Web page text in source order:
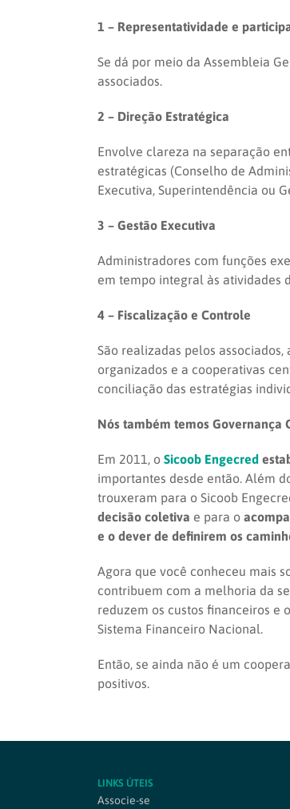
1 – Representatividade e
Se dá por meio da Assembleia
associados.
2 – Direção Estratégica
Envolve clareza na separação
estratégicas (Conselho de
Executiva, Superintendência ou
3 – Gestão Executiva
Administradores com funções
em tempo integral às atividades
4 – Fiscalização e Controle
São realizadas pelos
organizados e a cooperativas
conciliação das estratégias
Nós também temos Governança
Em 2011, o Sicoob Engecred
importantes desde então. Além
trouxeram para o Sicoob
decisão coletiva e para o
e o dever de definirem os
Agora que você conheceu mais
contribuem com a melhoria da
reduzem os custos financeiros e
Sistema Financeiro Nacional.
Então, se ainda não é um
positivos.
LINKS ÚTEIS
Associe-se